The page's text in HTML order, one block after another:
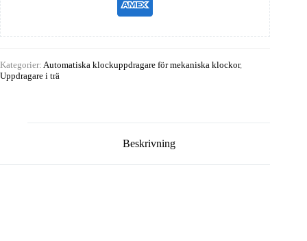
Kategorier: Automatiska klockuppdragare för mekaniska klockor,
Uppdragare i trä
Beskrivning